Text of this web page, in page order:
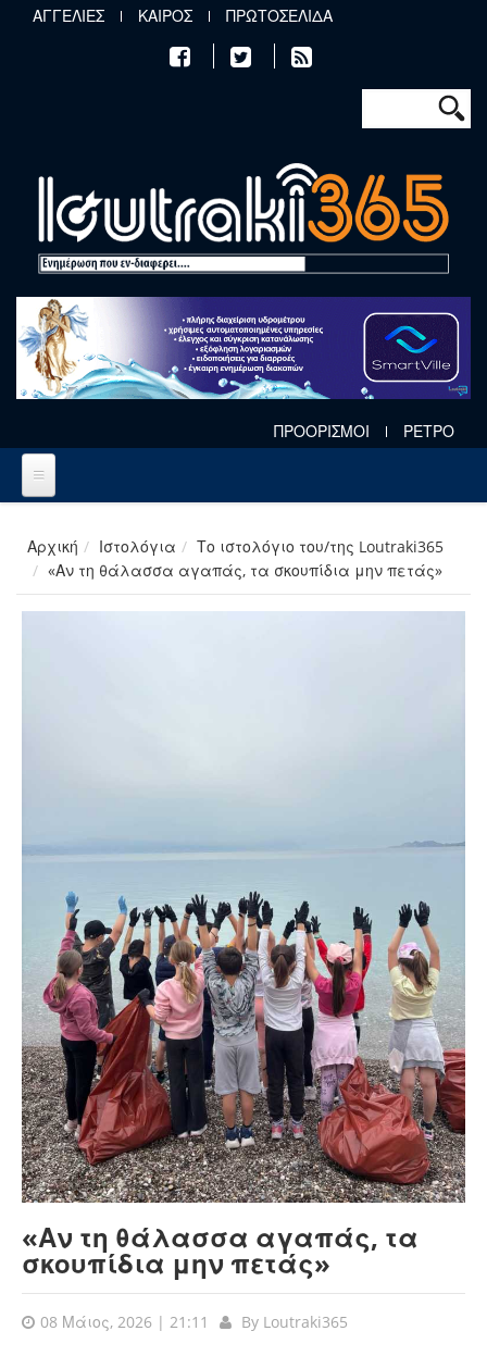
Παράκαμψη προς το κυρίως περιεχόμενο
ΑΓΓΕΛΙΕΣ ΚΑΙΡΟΣ ΠΡΩΤΟΣΕΛΙΔΑ
Φόρμα
Αναζήτηση
ΠΡΟΟΡΙΣΜΟΙ ΡΕΤΡΟ
Αρχική Ιστολόγια
Το ιστολόγιο του/της Loutraki365
«Αν τη θάλασσα αγαπάς, τα σκουπίδια μην πετάς»
«Αν τη θάλασσα αγαπάς, τα
σκουπίδια μην πετάς»
08 Μάιος, 2026 | 21:11 By Loutraki365